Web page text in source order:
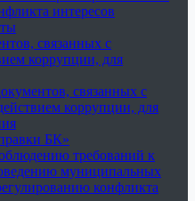
интересов
связанных с
коррупции, для
связанных с
коррупции, для
БК»
требований к
муниципальных
конфликта